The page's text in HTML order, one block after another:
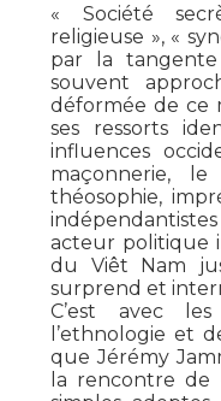
« Société
religieuse », «
par la
souvent
déformée de ce
ses ressorts
influences
maçonnerie,
théosophie,
acteur politique
du Viêt Nam
surprend et
C’est avec
l’ethnologie et
que Jérémy
la rencontre de